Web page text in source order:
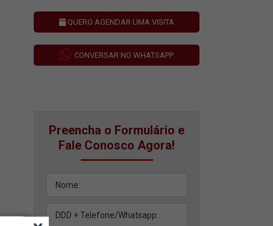
QUERO AGENDAR UMA VISITA
CONVERSAR NO WHATSAPP
Preencha o Formulário e
Fale Conosco Agora!